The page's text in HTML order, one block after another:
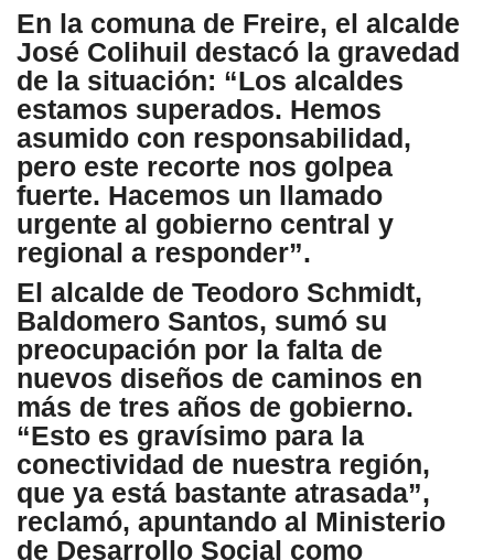
En la comuna de Freire, el alcalde
José Colihuil destacó la gravedad
de la situación: “Los alcaldes
estamos superados. Hemos
asumido con responsabilidad,
pero este recorte nos golpea
fuerte. Hacemos un llamado
urgente al gobierno central y
regional a responder”.
El alcalde de Teodoro Schmidt,
Baldomero Santos, sumó su
preocupación por la falta de
nuevos diseños de caminos en
más de tres años de gobierno.
“Esto es gravísimo para la
conectividad de nuestra región,
que ya está bastante atrasada”,
reclamó, apuntando al Ministerio
de Desarrollo Social como